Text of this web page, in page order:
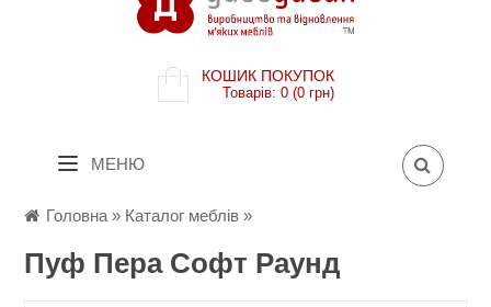
КОШИК ПОКУПОК
Товарів: 0 (0 грн)
МЕНЮ
Головна» Каталог меблів »
Пуф Пера Софт Раунд